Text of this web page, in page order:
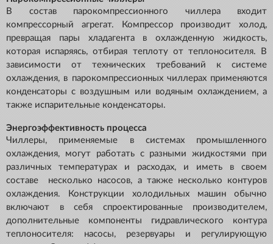
В состав парокомпрессионного чиллера входит
компрессорный агрегат. Компрессор производит холод,
превращая пары хладагента в охлажденную жидкость,
которая испаряясь, отбирая теплоту от теплоносителя. В
зависимости от технических требований к системе
охлаждения, в парокомпрессионных чиллерах применяются
конденсаторы с воздушным или водяным охлаждением, а
также испарительные конденсаторы.
Энергоэффективность процесса
Чиллеры, применяемые в системах промышленного
охлаждения, могут работать с разными жидкостями при
различных температурах и расходах, и иметь в своем
составе несколько насосов, а также несколько контуров
охлаждения. Конструкции холодильных машин обычно
включают в себя спроектированные производителем,
дополнительные компоненты гидравлического контура
теплоносителя: насосы, резервуары и регулирующую